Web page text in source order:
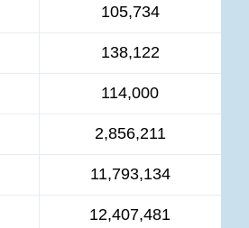
105,734
138,122
114,000
2,856,211
11,793,134
12,407,481